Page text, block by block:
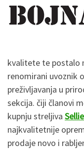
kvalitete te postalo
renomirani uvoznik
preživljavanja u
sekcija. čiji članovi
kupnju streljiva
najkvalitetnije
prodaje novo i